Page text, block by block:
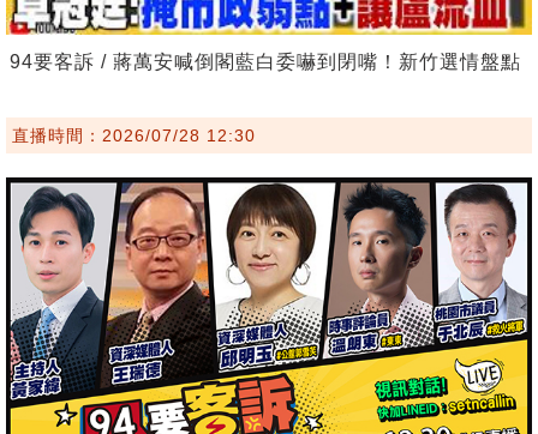
94要客訴 / 蔣萬安喊倒閣藍白委嚇到閉嘴！新竹選情盤點
直播時間：2026/07/28 12:30